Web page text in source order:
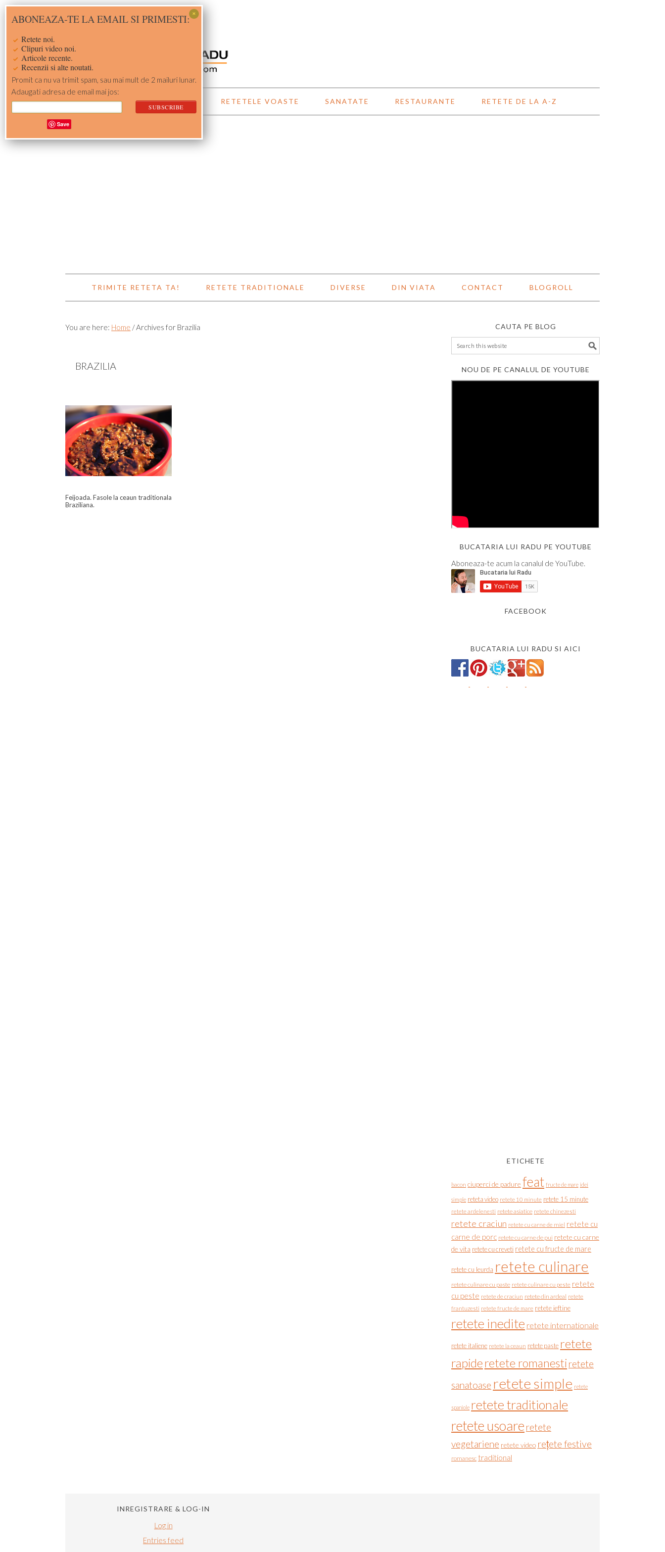
Skip
to
Skip
to
Skip
to
Skip
to
ACASA RETETE RETETELE VOASTE SANATATE RESTAURANTE RETETE DE LA A-Z
TRIMITE RETETA TA! RETETE TRADITIONALE DIVERSE DIN VIATA CONTACT BLOGROLL
You are here: Home /Archives for Brazilia
BRAZILIA
Feijoada. Fasole la ceaun traditionala
Braziliana.
CAUTA PE BLOG
NOU DE PE CANALUL DE YOUTUBE
BUCATARIA LUI RADU PE YOUTUBE
Aboneaza-te acum la canalul de YouTube.
FACEBOOK
BUCATARIA LUI RADU SI AICI
ETICHETE
bacon ciuperci de padure feat fructe de mare idei
simple reteta video retete 10 minute retete 15 minute
retete ardelenesti retete asiatice retete chinezesti
retete craciun retete cu carne de miel retete cu
carne de porc retete cu carne de pui retete cu carne
de vita retete cu creveti retete cu fructe de mare
retete cu leurda retete culinare
retete culinare cu paste retete culinare cu peste retete
cu peste retete de craciun retete din ardeal retete
frantuzesti retete fructe de mare retete ieftine
retete inedite retete internationale
retete italiene retete la ceaun retete paste retete
rapideretete romanesti retete
sanatoase retete simple retete
spaniole retete traditionale
retete usoare retete
vegetariene retete video rețete festive
romanesc traditional
INREGISTRARE & LOG-IN
Log in
Entries feed
ABONEAZA-TE LA EMAIL SI PRIMESTI:
Retete noi.
Clipuri video noi.
Articole recente.
Recenzii si alte noutati.
Promit ca nu va trimit spam, sau mai mult de 2 mailuri lunar.
Adaugati adresa de email mai jos:
Save